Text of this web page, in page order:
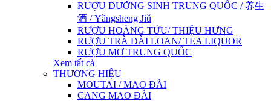
RƯỢU DƯỠNG SINH TRUNG QUỐC / 养生
酒 / Yǎngshēng Jiǔ
RƯỢU HOÀNG TỬU/ THIỆU HƯNG
RƯỢU TRÀ ĐÀI LOAN/ TEA LIQUOR
RƯỢU MƠ TRUNG QUỐC
Xem tất cả
THƯƠNG HIỆU
MOUTAI / MAO ĐÀI
CANG MAO ĐÀI